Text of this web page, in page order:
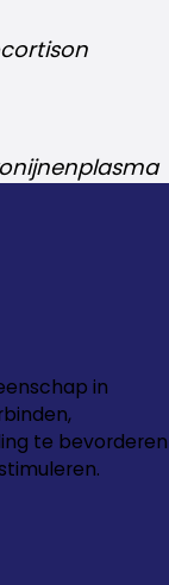
in
te bevorderen